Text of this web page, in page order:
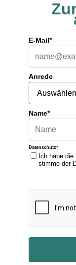
E-Mail*
Anrede
Name*
Datenschutz*
Ich habe die
stimme der